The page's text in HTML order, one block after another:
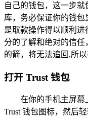
自己的钱包，这一步
库，务必保证你的钱
是取款操作得以顺利
分的了解和绝对的信
的箭，将无法追回,所
打开 Trust 钱包
在你的手机主屏幕
Trust 钱包图标，然后